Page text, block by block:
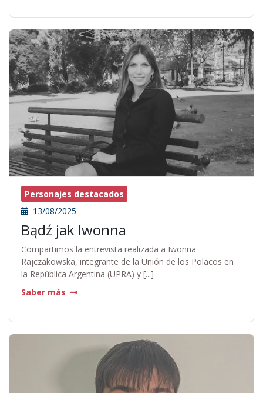
Personajes destacados
13/08/2025
Bądź jak Iwonna
Compartimos la entrevista realizada a Iwonna
Rajczakowska, integrante de la Unión de los Polacos en
la República Argentina (UPRA) y [...]
Saber más